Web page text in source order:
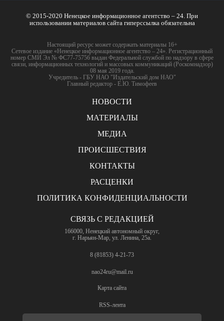
© 2015-2020 Ненецкое информационное агентство – 24. При
использовании материалов сайта гиперссылка обязательна
Настоящий ресурс может содержать материалы 16+
Сетевое издание «Ненецкое информационное агентство – 24». Регистрационный
номер СМИ Эл № ФС77-75756 выдан Федеральной службой по надзору в сфере
связи, информационных технологий и массовых коммуникаций (Роскомнадзор)
08 мая 2019 года.
Учредитель - ГБУ НАО "Издательский дом НАО"
Главный редактор - Е.Ю. Тимофеев
НОВОСТИ
МАТЕРИАЛЫ
МЕДИА
ПРОИСШЕСТВИЯ
КОНТАКТЫ
РАСЦЕНКИ
ПОЛИТИКА КОНФИДЕНЦИАЛЬНОСТИ
СВЯЗЬ С РЕДАКЦИЕЙ
166000, Ненецкий автономный округ,
г. Нарьян-Мар, ул. Ленина, 25а.
8 (81853) 4-21-73
nao24ru@mail.ru
Карта сайта
RSS-лента